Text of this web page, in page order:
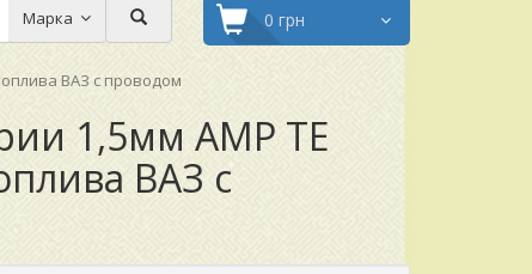
Марка 0 грн
ВАЗ с проводом
1,5мм AMP TE
ВАЗ с